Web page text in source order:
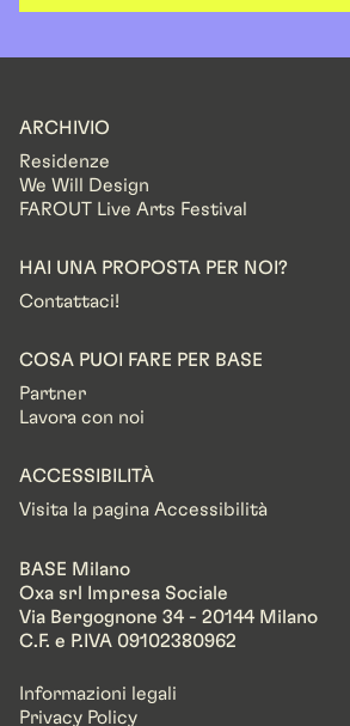
ARCHIVIO
Residenze
We Will Design
FAROUT Live Arts Festival
HAI UNA PROPOSTA PER NOI?
Contattaci!
COSA PUOI FARE PER BASE
Partner
Lavora con noi
ACCESSIBILITÀ
Visita la pagina Accessibilità
BASE Milano
Oxa srl Impresa Sociale
Via Bergognone 34 - 20144 Milano
C.F. e P.IVA 09102380962
Informazioni legali
Privacy Policy